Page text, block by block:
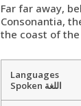
Far far away,
Consonantia,
the coast of
Languages
Spoken اللغة